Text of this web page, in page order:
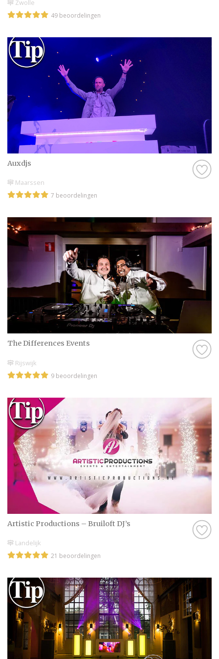
Zwolle
49 beoordelingen
Auxdjs
Maarssen
7 beoordelingen
The Differences Events
Rijswijk
9 beoordelingen
Artistic Productions – Bruiloft DJ’s
Landelijk
21 beoordelingen